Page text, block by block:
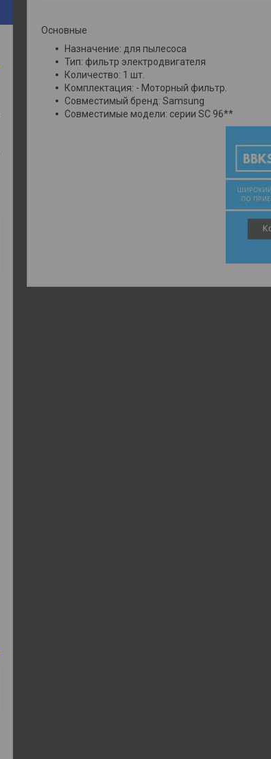
Основные
Назначение: для пылесоса
Тип: фильтр электродвигателя
Количество: 1 шт.
Комплектация: - Моторный фильтр.
Совместимый бренд: Samsung
Совместимые модели: серии SC 96**